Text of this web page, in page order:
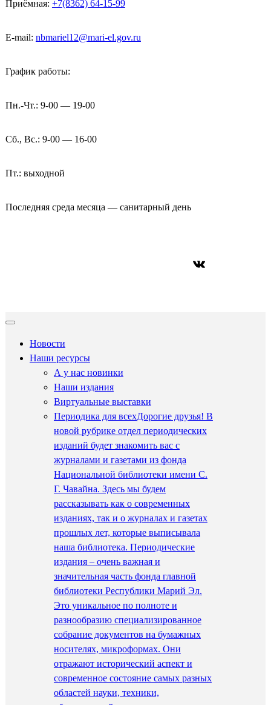
Приёмная: +7(8362) 64-15-99
E-mail: nbmariel12@mari-el.gov.ru
График работы:
Пн.-Чт.: 9-00 — 19-00
Сб., Вс.: 9-00 — 16-00
Пт.: выходной
Последняя среда месяца — санитарный день
ВКонтакте
Новости
Наши ресурсы
А у нас новинки
Наши издания
Виртуальные выставки
Периодика для всехДорогие друзья! В
новой рубрике отдел периодических
изданий будет знакомить вас с
журналами и газетами из фонда
Национальной библиотеки имени С.
Г. Чавайна. Здесь мы будем
рассказывать как о современных
изданиях, так и о журналах и газетах
прошлых лет, которые выписывала
наша библиотека. Периодические
издания – очень важная и
значительная часть фонда главной
библиотеки Республики Марий Эл.
Это уникальное по полноте и
разнообразию специализированное
собрание документов на бумажных
носителях, микроформах. Они
отражают исторический аспект и
современное состояние самых разных
областей науки, техники,